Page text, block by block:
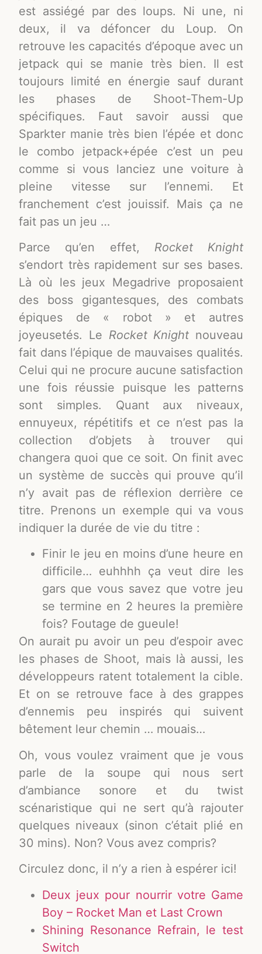
est assiégé par des loups. Ni une, ni
deux, il va défoncer du Loup. On
retrouve les capacités d’époque avec un
jetpack qui se manie très bien. Il est
toujours limité en énergie sauf durant
les phases de Shoot-Them-Up
spécifiques. Faut savoir aussi que
Sparkter manie très bien l’épée et donc
le combo jetpack+épée c’est un peu
comme si vous lanciez une voiture à
pleine vitesse sur l’ennemi. Et
franchement c’est jouissif. Mais ça ne
fait pas un jeu …
Parce qu’en effet, Rocket Knight
s’endort très rapidement sur ses bases.
Là où les jeux Megadrive proposaient
des boss gigantesques, des combats
épiques de « robot » et autres
joyeusetés. Le Rocket Knight nouveau
fait dans l’épique de mauvaises qualités.
Celui qui ne procure aucune satisfaction
une fois réussie puisque les patterns
sont simples. Quant aux niveaux,
ennuyeux, répétitifs et ce n’est pas la
collection d’objets à trouver qui
changera quoi que ce soit. On finit avec
un système de succès qui prouve qu’il
n’y avait pas de réflexion derrière ce
titre. Prenons un exemple qui va vous
indiquer la durée de vie du titre :
Finir le jeu en moins d’une heure en
difficile… euhhhh ça veut dire les
gars que vous savez que votre jeu
se termine en 2 heures la première
fois? Foutage de gueule!
On aurait pu avoir un peu d’espoir avec
les phases de Shoot, mais là aussi, les
développeurs ratent totalement la cible.
Et on se retrouve face à des grappes
d’ennemis peu inspirés qui suivent
bêtement leur chemin … mouais…
Oh, vous voulez vraiment que je vous
parle de la soupe qui nous sert
d’ambiance sonore et du twist
scénaristique qui ne sert qu’à rajouter
quelques niveaux (sinon c’était plié en
30 mins). Non? Vous avez compris?
Circulez donc, il n’y a rien à espérer ici!
Deux jeux pour nourrir votre Game
Boy – Rocket Man et Last Crown
Shining Resonance Refrain, le test
Switch